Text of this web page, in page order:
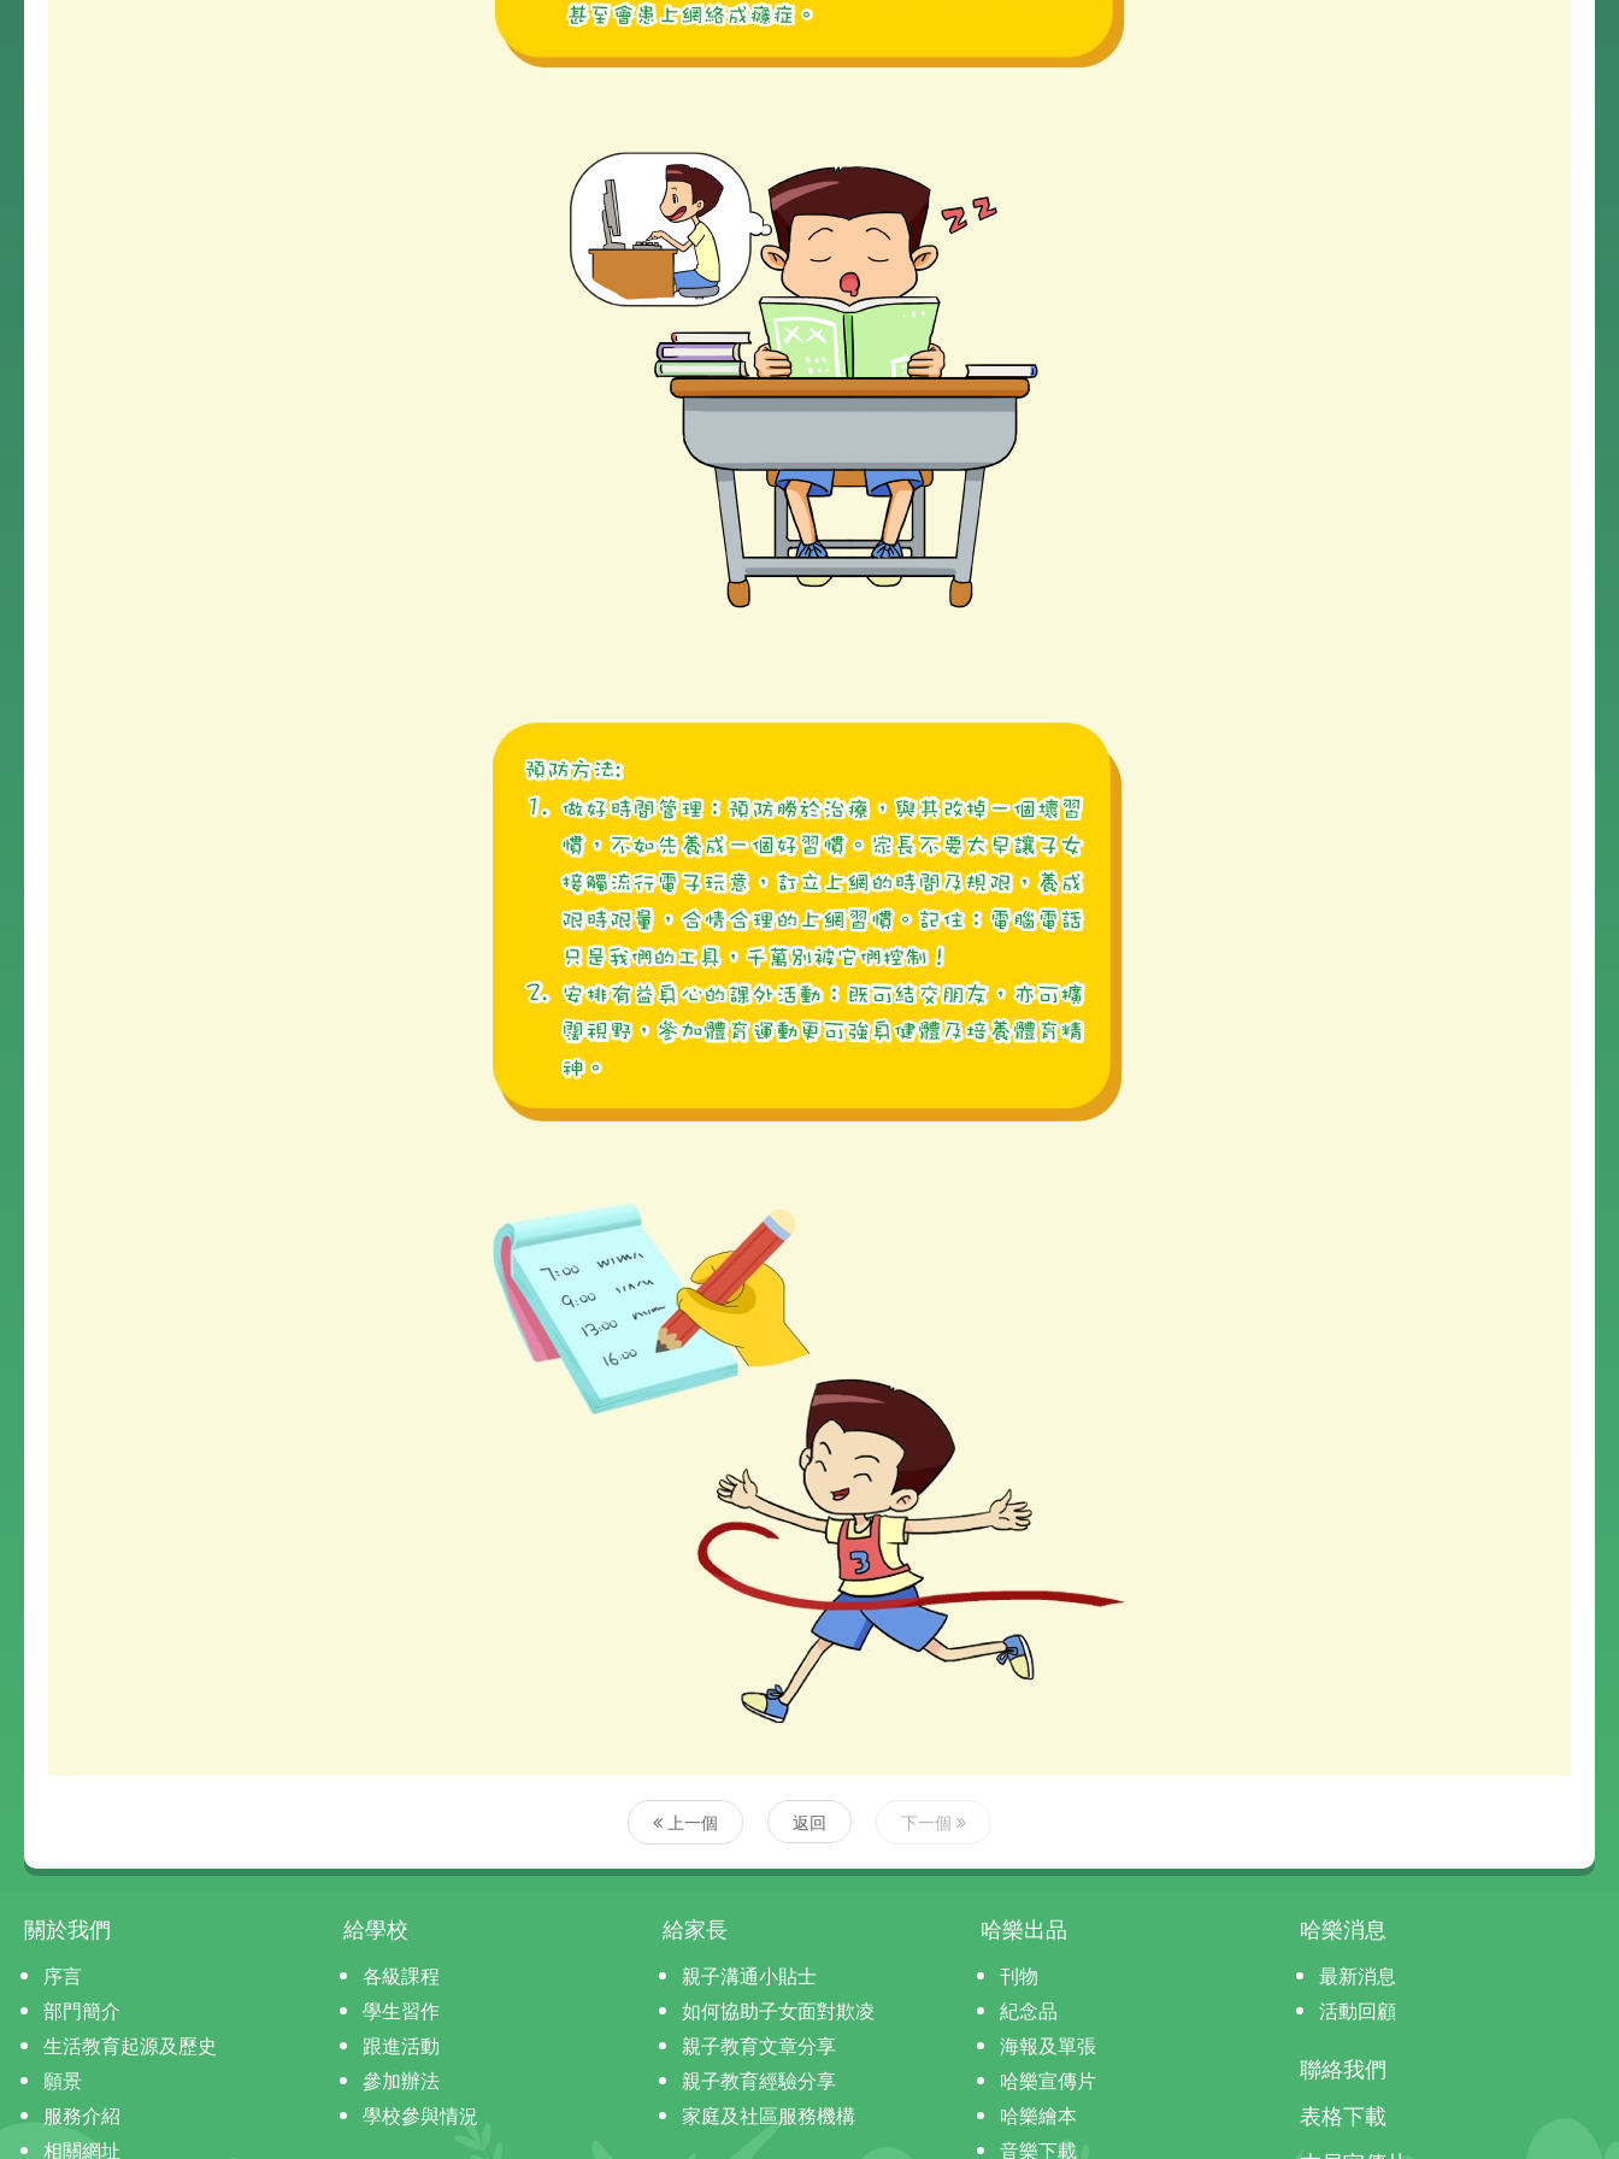
上一個 返回 下一個
關於我們
序言
部門簡介
生活教育起源及歷史
願景
服務介紹
相關網址
給學校
各級課程
學生習作
跟進活動
參加辦法
學校參與情況
給家長
親子溝通小貼士
如何協助子女面對欺凌
親子教育文章分享
親子教育經驗分享
家庭及社區服務機構
哈樂出品
刊物
紀念品
海報及單張
哈樂宣傳片
哈樂繪本
音樂下載
哈樂消息
最新消息
活動回顧
聯絡我們
表格下載